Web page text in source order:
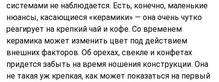
системами не наблюдается. Есть, конечно, маленькие
нюансы, касающиеся «керамики» — она очень чутко
реагирует на крепкий чай и кофе. Со временем
керамика может изменить цвет под действием
внешних факторов. Об орехах, свекле и конфетах
придется забыть на время ношения конструкции. Она
не такая уж крепкая, как может показаться на первый